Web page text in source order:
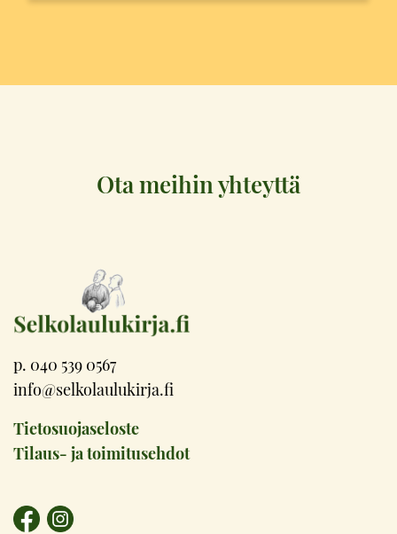
Ota meihin yhteyttä
p. 040 539 0567
info@selkolaulukirja.fi
Tietosuojaseloste
Tilaus- ja toimitusehdot